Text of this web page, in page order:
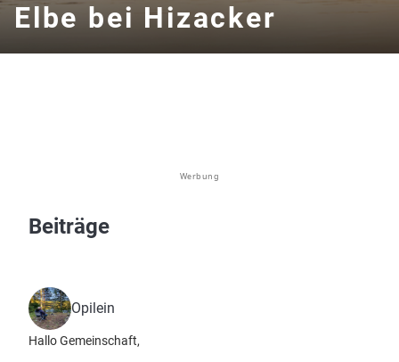
Elbe bei Hizacker
Werbung
Beiträge
Opilein
Hallo Gemeinschaft,